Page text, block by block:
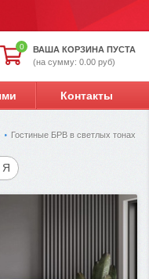
0
ВАША КОРЗИНА ПУСТА
(на сумму: 0.00 руб)
Контакты
Гостиные БРВ в светлых тонах
Я